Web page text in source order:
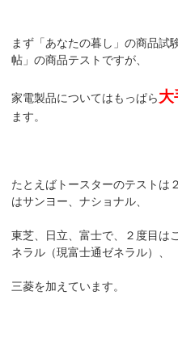
まず「あなたの暮し」の商品試
帖」の商品テストですが、
家電製品についてはもっぱら大
ます。
たとえばトースターのテストは
はサンヨー、ナショナル、
東芝、日立、富士で、２度目は
ネラル（現富士通ゼネラル）、
三菱を加えています。